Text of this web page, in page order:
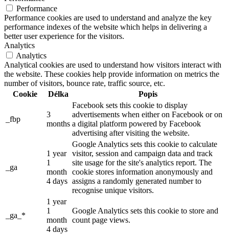
Performance
Performance cookies are used to understand and analyze the key
performance indexes of the website which helps in delivering a
better user experience for the visitors.
Analytics
Analytics
Analytical cookies are used to understand how visitors interact with
the website. These cookies help provide information on metrics the
number of visitors, bounce rate, traffic source, etc.
Cookie
Délka Popis
_fbp
3
months
Facebook sets this cookie to display
advertisements when either on Facebook or on
a digital platform powered by Facebook
advertising after visiting the website.
_ga
1 year
1
month
4 days
Google Analytics sets this cookie to calculate
visitor, session and campaign data and track
site usage for the site's analytics report. The
cookie stores information anonymously and
assigns a randomly generated number to
recognise unique visitors.
_ga_*
1 year
1
month
4 days
Google Analytics sets this cookie to store and
count page views.